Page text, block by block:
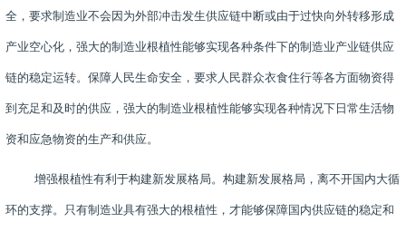
全，要求制造业不会因为外部冲击发生供应链中断或由于过快向外转移形成
产业空心化，强大的制造业根植性能够实现各种条件下的制造业产业链供应
链的稳定运转。保障人民生命安全，要求人民群众衣食住行等各方面物资得
到充足和及时的供应，强大的制造业根植性能够实现各种情况下日常生活物
资和应急物资的生产和供应。
增强根植性有利于构建新发展格局。构建新发展格局，离不开国内大循
环的支撑。只有制造业具有强大的根植性，才能够保障国内供应链的稳定和